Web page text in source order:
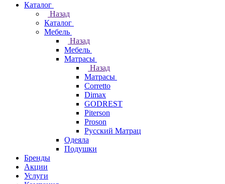
Каталог
Назад
Каталог
Мебель
Назад
Мебель
Матрасы
Назад
Матрасы
Corretto
Dimax
GODREST
Piterson
Proson
Русский Матрац
Одеяла
Подушки
Бренды
Акции
Услуги